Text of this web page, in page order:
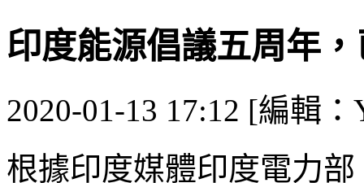
印度能源倡議五周年
2020-01-13 17:12 [編輯
根據印度媒體印度電力